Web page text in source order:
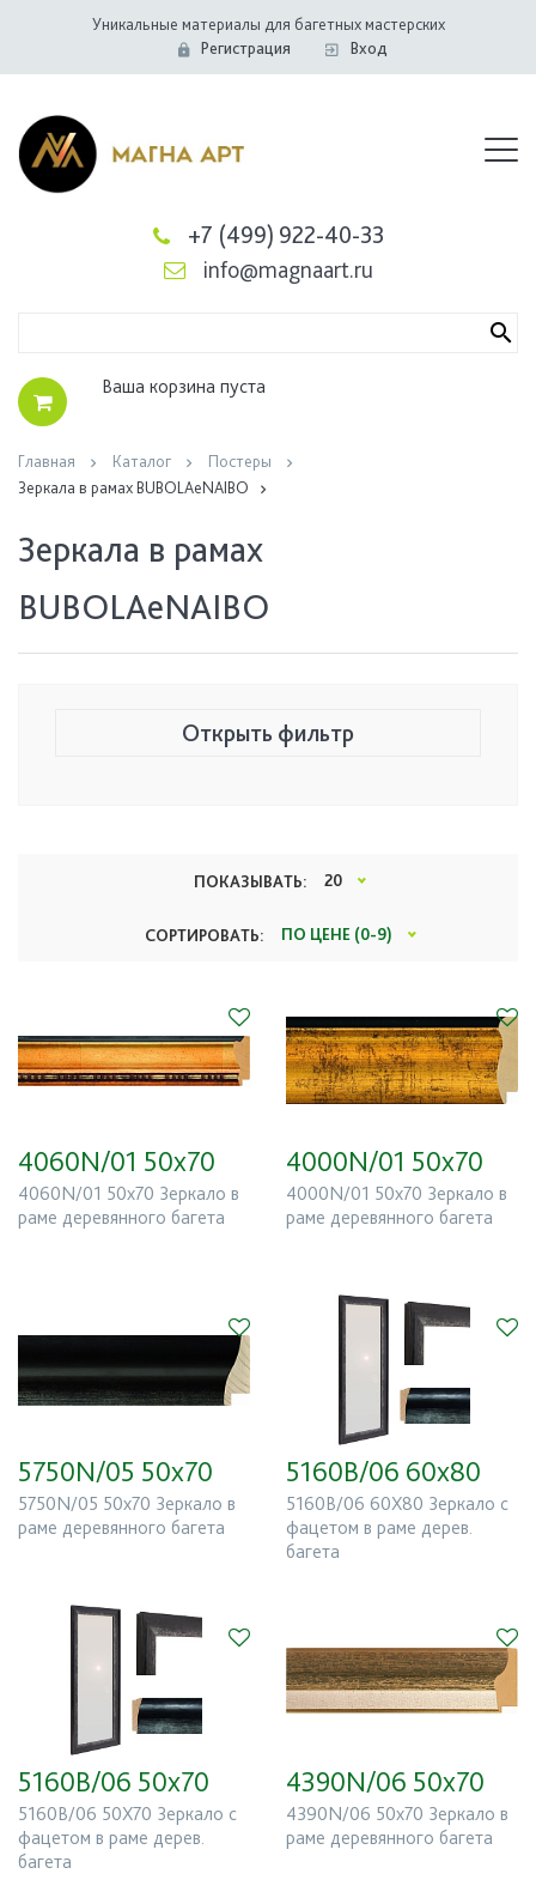
Уникальные материалы для багетных мастерских
Регистрация
Вход
+7 (499) 922-40-33
info@magnaart.ru
Ваша корзина пуста
Главная Каталог
Постеры
Зеркала в рамах BUBOLAeNAIBO
Зеркала в рамах
BUBOLAeNAIBO
Открыть фильтр
ПОКАЗЫВАТЬ: 20
СОРТИРОВАТЬ: ПО ЦЕНЕ (0-9)
4060N/01 50x70
4060N/01 50x70 Зеркало в
раме деревянного багета
4000N/01 50x70
4000N/01 50x70 Зеркало в
раме деревянного багета
5750N/05 50x70
5750N/05 50x70 Зеркало в
раме деревянного багета
5160B/06 60х80
5160B/06 60X80 Зеркало с
фацетом в раме дерев.
багета
5160B/06 50х70
5160B/06 50X70 Зеркало с
фацетом в раме дерев.
багета
4390N/06 50x70
4390N/06 50x70 Зеркало в
раме деревянного багета